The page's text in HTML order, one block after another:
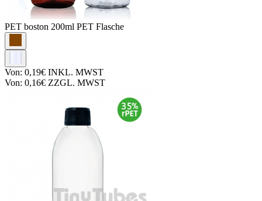
PET boston 200ml PET Flasche
Von: 0,19€ INKL. MWST
Von: 0,16€ ZZGL. MWST